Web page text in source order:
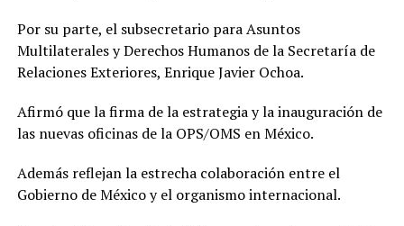
Por su parte, el subsecretario para Asuntos
Multilaterales y Derechos Humanos de la Secretaría de
Relaciones Exteriores, Enrique Javier Ochoa.
Afirmó que la firma de la estrategia y la inauguración de
las nuevas oficinas de la OPS/OMS en México.
Además reflejan la estrecha colaboración entre el
Gobierno de México y el organismo internacional.